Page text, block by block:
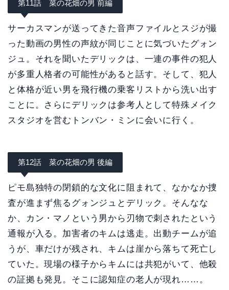
第11話 菜の花畑の男 前編
サーカスマンが送ってきた音声ファイルとスジが撮
った動画の男性の声紋が同じことに気づいたグォン
ジュ。それを聞いたデリックは、一連の事件の犯人
が多重人格者の可能性があると話す。そして、犯人
と体格が近い男を飛行機の乗客リストから洗い出す
ことに。さらにデリックは参考人として特殊メイク
スタジオを営むトンバン・ミンに会いに行く。
第12話 菜の花畑の男 後編
ピモ島独特の閉鎖的な文化に阻まれて、なかなか捜
査が進まず焦るグォンジュとデリック。そんなな
か、カン・マノという男から刃物で刺されたという
通報が入る。加害者のキムは逃走。出動チームが追
うが、車だけが残され、キムは崖から落ちて死亡し
ていた。現場の様子からキムには共犯がいて、他殺
の証拠も発見。そこに認知症の老人が現れ……。